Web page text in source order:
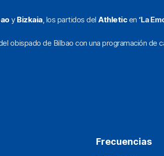
y Bizkaia, los partidos del Athleticen ‘La
obispado de Bilbao con una programación de
Frecuencias